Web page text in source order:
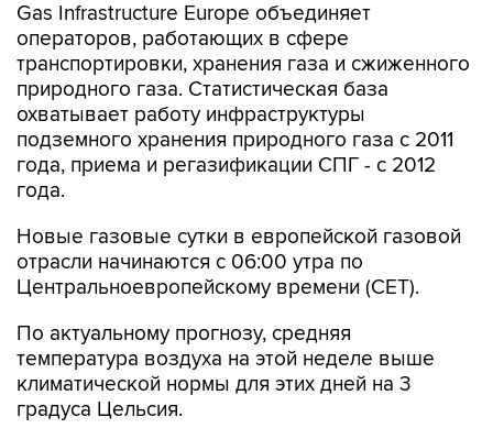
Gas Infrastructure Europe объединяет
операторов, работающих в сфере
транспортировки, хранения газа и сжиженного
природного газа. Статистическая база
охватывает работу инфраструктуры
подземного хранения природного газа с 2011
года, приема и регазификации СПГ - с 2012
года.
Новые газовые сутки в европейской газовой
отрасли начинаются c 06:00 утра по
Центральноевропейскому времени (CET).
По актуальному прогнозу, средняя
температура воздуха на этой неделе выше
климатической нормы для этих дней на 3
градуса Цельсия.